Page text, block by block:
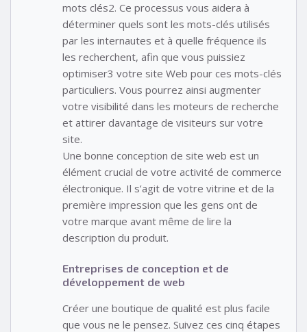
mots clés2. Ce processus vous aidera à
déterminer quels sont les mots-clés utilisés
par les internautes et à quelle fréquence ils
les recherchent, afin que vous puissiez
optimiser3 votre site Web pour ces mots-clés
particuliers. Vous pourrez ainsi augmenter
votre visibilité dans les moteurs de recherche
et attirer davantage de visiteurs sur votre
site.
Une bonne conception de site web est un
élément crucial de votre activité de commerce
électronique. Il s’agit de votre vitrine et de la
première impression que les gens ont de
votre marque avant même de lire la
description du produit.
Entreprises de conception et de
développement de web
Créer une boutique de qualité est plus facile
que vous ne le pensez. Suivez ces cinq étapes